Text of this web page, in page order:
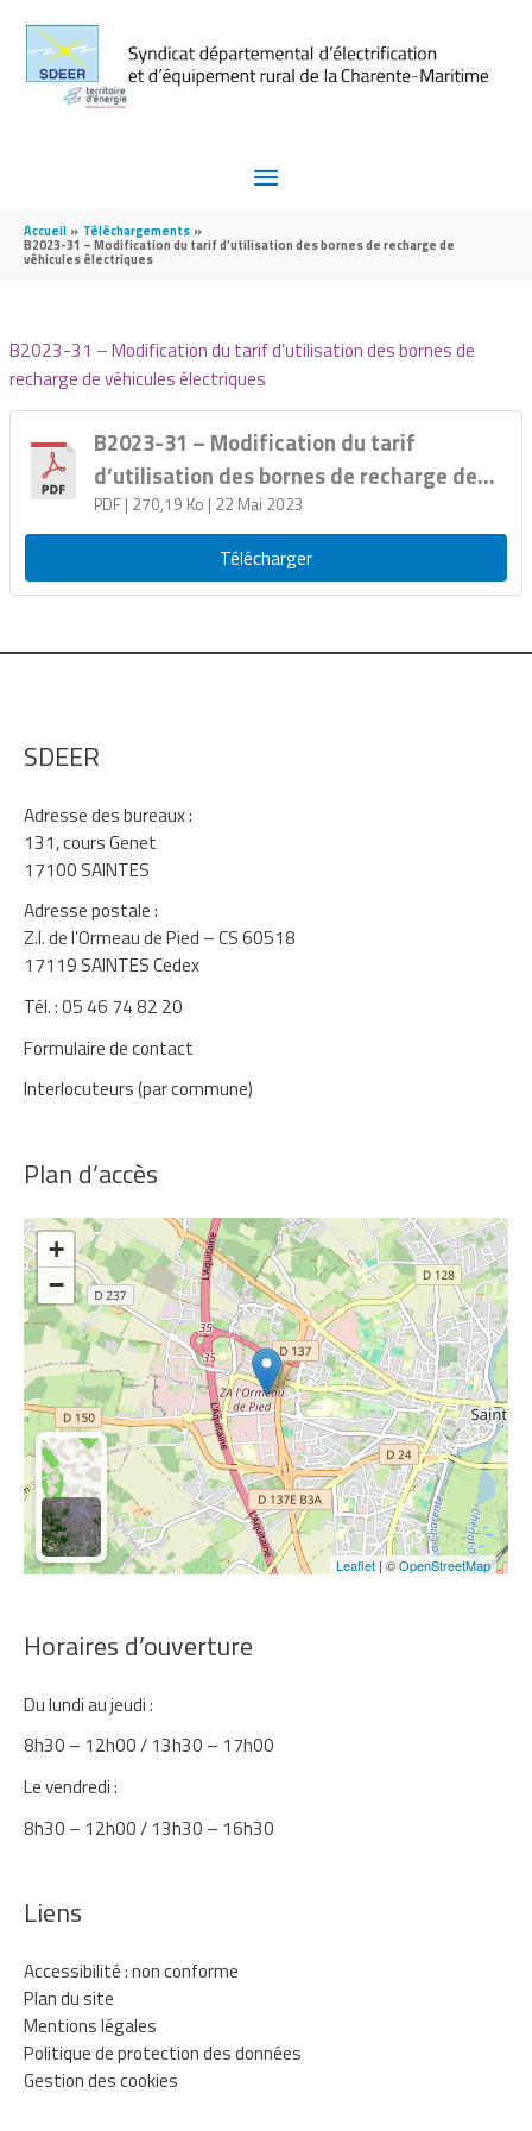
MENU
PRINCIPAL
Accueil Téléchargements
B2023-31 – Modification du tarif d’utilisation des bornes de recharge de
véhicules électriques
B2023-31 – Modification du tarif d’utilisation des bornes de
recharge de véhicules électriques
B2023-31 – Modification du tarif
d’utilisation des bornes de recharge de
véhicules électriques
PDF| 270,19 Ko | 22 Mai 2023
Télécharger
SDEER
Adresse des bureaux :
131, cours Genet
17100 SAINTES
Adresse postale :
Z.I. de l’Ormeau de Pied – CS 60518
17119 SAINTES Cedex
Tél. : 05 46 74 82 20
Formulaire de contact
Interlocuteurs (par commune)
Plan d’accès
+
−
Leaflet | ©OpenStreetMap
Horaires d’ouverture
Du lundi au jeudi :
8h30 – 12h00 / 13h30 – 17h00
Le vendredi :
8h30 – 12h00 / 13h30 – 16h30
Liens
Accessibilité : non conforme
Plan du site
Mentions légales
Politique de protection des données
Gestion des cookies